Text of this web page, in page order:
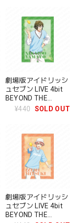
劇場版アイドリッシ
ュセブン LIVE 4bit
BEYOND THE
PERiOD クリアファ
¥440 SOLD OUT
劇場版アイドリッシ
ュセブン LIVE 4bit
BEYOND THE